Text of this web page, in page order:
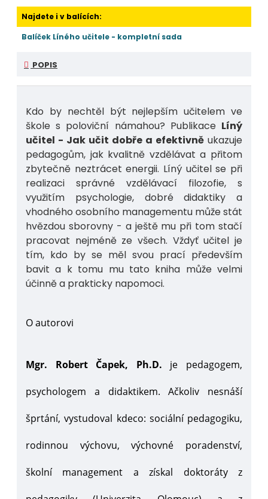
Najdete i v balících:
Balíček Líného učitele - kompletní sada
POPIS
Kdo by nechtěl být nejlepším učitelem ve
škole s poloviční námahou? Publikace Líný
učitel - Jak učit dobře a efektivně ukazuje
pedagogům, jak kvalitně vzdělávat a přitom
zbytečně neztrácet energii. Líný učitel se při
realizaci správné vzdělávací filozofie, s
využitím psychologie, dobré didaktiky a
vhodného osobního managementu může stát
hvězdou sborovny - a ještě mu při tom stačí
pracovat nejméně ze všech. Vždyť učitel je
tím, kdo by se měl svou prací především
bavit a k tomu mu tato kniha může velmi
účinně a prakticky napomoci.
O autorovi
Mgr. Robert Čapek, Ph.D. je pedagogem,
psychologem a didaktikem. Ačkoliv nesnáší
šprtání, vystudoval kdeco: sociální pedagogiku,
rodinnou výchovu, výchovné poradenství,
školní management a získal doktoráty z